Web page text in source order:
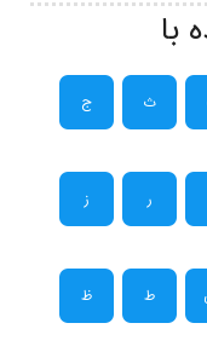
با
ث ج
ر ز
ط ظ